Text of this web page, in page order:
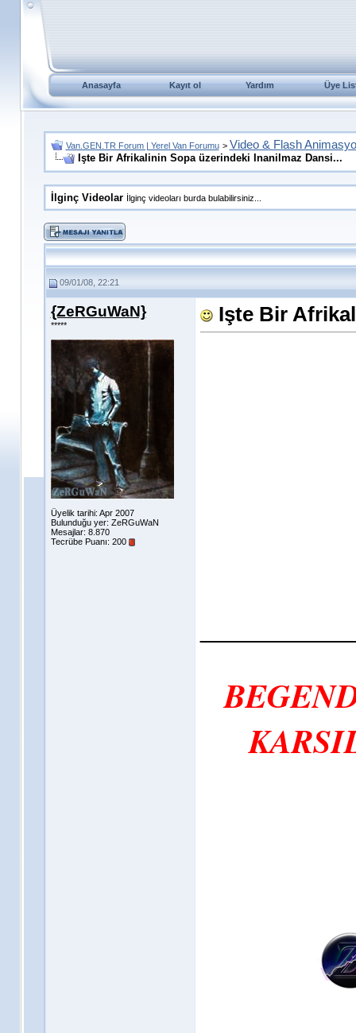
Anasayfa Kayıt ol Yardım Üye
Van.GEN.TR Forum | Yerel Van Forumu > Video & Flash
Işte Bir Afrikalinin Sopa üzerindeki Inanilmaz Dansi...
İlginç Videolar İlginç videoları burda bulabilirsiniz...
09/01/08, 22:21
{ZeRGuWaN}
*****
Üyelik tarihi: Apr 2007
Bulunduğu yer: ZeRGuWaN
Mesajlar: 8.870
Tecrübe Puanı: 200
Işte Bir